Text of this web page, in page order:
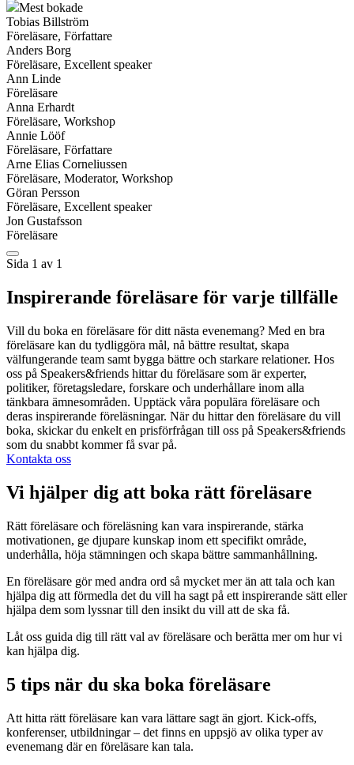
Mest bokade
Tobias Billström
Föreläsare, Författare
Anders Borg
Föreläsare, Excellent speaker
Ann Linde
Föreläsare
Anna Erhardt
Föreläsare, Workshop
Annie Lööf
Föreläsare, Författare
Arne Elias Corneliussen
Föreläsare, Moderator, Workshop
Göran Persson
Föreläsare, Excellent speaker
Jon Gustafsson
Föreläsare
Sida 1 av 1
Inspirerande föreläsare för varje tillfälle
Vill du boka en föreläsare för ditt nästa evenemang? Med en bra
föreläsare kan du tydliggöra mål, nå bättre resultat, skapa
välfungerande team samt bygga bättre och starkare relationer. Hos
oss på Speakers&friends hittar du föreläsare som är experter,
politiker, företagsledare, forskare och underhållare inom alla
tänkbara ämnesområden. Upptäck våra populära föreläsare och
deras inspirerande föreläsningar. När du hittar den föreläsare du vill
boka, skickar du enkelt en prisförfrågan till oss på Speakers&friends
som du snabbt kommer få svar på.
Kontakta oss
Vi hjälper dig att boka rätt föreläsare
Rätt föreläsare och föreläsning kan vara inspirerande, stärka
motivationen, ge djupare kunskap inom ett specifikt område,
underhålla, höja stämningen och skapa bättre sammanhållning.
En föreläsare gör med andra ord så mycket mer än att tala och kan
hjälpa dig att förmedla det du vill ha sagt på ett inspirerande sätt eller
hjälpa dem som lyssnar till den insikt du vill att de ska få.
Låt oss guida dig till rätt val av föreläsare och berätta mer om hur vi
kan hjälpa dig.
5 tips när du ska boka föreläsare
Att hitta rätt föreläsare kan vara lättare sagt än gjort. Kick-offs,
konferenser, utbildningar – det finns en uppsjö av olika typer av
evenemang där en föreläsare kan tala.